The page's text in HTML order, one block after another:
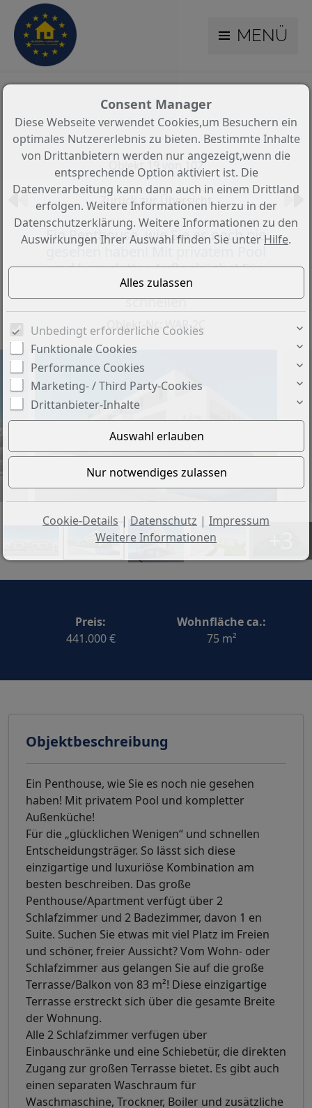
MENÜ
Objekt 19 von 102
Zurück zur Übersicht
Ein Penthouse, wie Sie es noch nie
gesehen haben! Mit privatem Pool
und kompletter Außenküche! Für
die „glücklichen Wenigen“ und
schnellen
Objekt-Nr.: WAR-2C
Preis:
441.000 €
Wohnfläche ca.:
75 m²
Objektbeschreibung
Ein Penthouse, wie Sie es noch nie gesehen
haben! Mit privatem Pool und kompletter
Außenküche!
Für die „glücklichen Wenigen“ und schnellen
Entscheidungsträger. So lässt sich diese
einzigartige und luxuriöse Kombination am
besten beschreiben. Das große
Penthouse/Apartment verfügt über 2
Schlafzimmer und 2 Badezimmer, davon 1 en
Suite. Suchen Sie etwas mit viel Platz im Freien
und schöner, freier Aussicht? Vom Wohn- oder
Schlafzimmer aus gelangen Sie auf die große
Terrasse/Balkon von 83 m²! Diese einzigartige
Terrasse erstreckt sich über die gesamte Breite
der Wohnung.
Alle 2 Schlafzimmer verfügen über
Einbauschränke und eine Schiebetür, die direkten
Zugang zur großen Terrasse bietet. Es gibt auch
einen separaten Waschraum für
Waschmaschine, Trockner, Boiler und zusätzliche
Consent Manager
Diese Webseite verwendet Cookies,um Besuchern ein
optimales Nutzererlebnis zu bieten. Bestimmte Inhalte
von Drittanbietern werden nur angezeigt,wenn die
entsprechende Option aktiviert ist. Die
Datenverarbeitung kann dann auch in einem Drittland
erfolgen. Weitere Informationen hierzu in der
Datenschutzerklärung. Weitere Informationen zu den
Auswirkungen Ihrer Auswahl finden Sie unter Hilfe.
Unbedingt erforderliche Cookies
Funktionale Cookies
Performance Cookies
Marketing- / Third Party-Cookies
Drittanbieter-Inhalte
Cookie-Details | Datenschutz | Impressum
Weitere Informationen